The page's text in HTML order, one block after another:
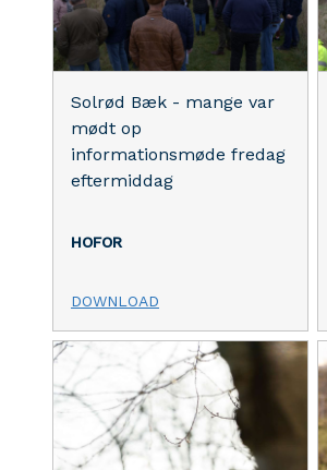
Solrød Bæk - mange var
mødt op
informationsmøde fredag
eftermiddag
HOFOR
DOWNLOAD